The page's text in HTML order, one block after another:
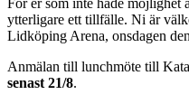
ytterligare ett tillfälle. Ni är
Lidköping Arena, onsdagen
Anmälan till lunchmöte till
senast 21/8.